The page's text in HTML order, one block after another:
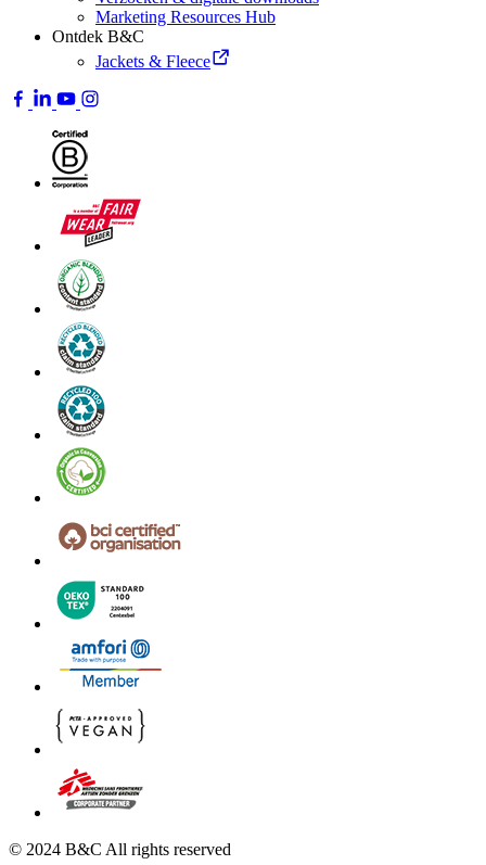
Marketing Resources Hub
Ontdek B&C
Jackets & Fleece
© 2024 B&C All rights reserved